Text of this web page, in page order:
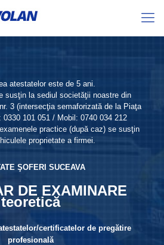
atestatelor este de 5 ani.
susţin la sediul societăţii noastre din
3 (intersecţia semaforizată de la Piaţa
0330 101 051 / Mobil: 0740 034 212
practice (după caz) se susţin
proprietate a firmei.
ŞOFERI SUCEAVA
DE EXAMINARE
teoretică
certificatelor de pregătire
profesională